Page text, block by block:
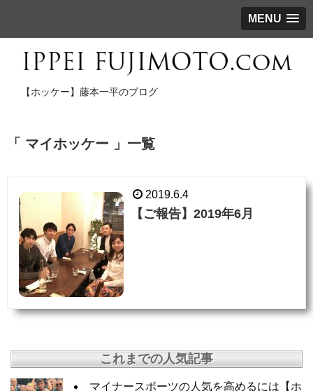
MENU
【ホッケー】藤本一平のブログ
「 マイホッケー 」一覧
2019.6.4
【ご報告】2019年6月
これまでの人気記事
マイナースポーツの人気を高めるには【ホ